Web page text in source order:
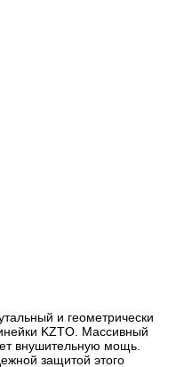
и геометрически
KZTO. Массивный
внушительную мощь.
защитой этого